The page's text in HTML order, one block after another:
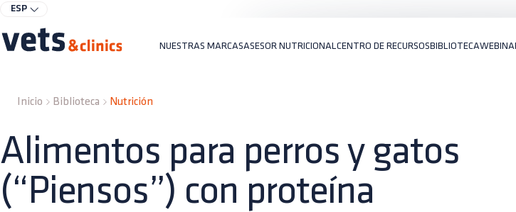
ESP
NUESTRAS MARCASASESOR NUTRICIONAL CENTRO DE RECURSOSBIBLIOTECA
Inicio Biblioteca Nutrición
Alimentos para perros y gatos
(“Piensos”) con proteína